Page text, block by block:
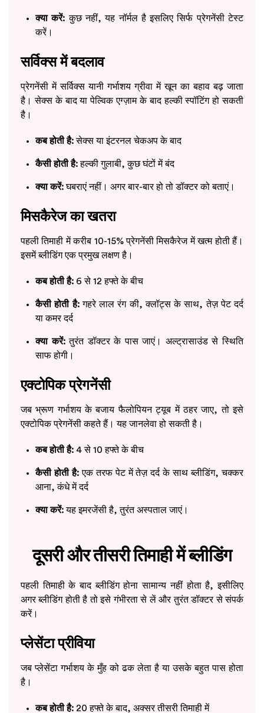
क्या करें: कुछ नहीं, यह नॉर्मल है इसलिए सिर्फ प्रेगनेंसी टेस्ट
करें।
सर्विक्स में बदलाव
प्रेगनेंसी में सर्विक्स यानी गर्भाशय ग्रीवा में खून का बहाव बढ़ जाता
है। सेक्स के बाद या पेल्विक एग्ज़ाम के बाद हल्की स्पॉटिंग हो सकती
है।
कब होती है:सेक्स या इंटरनल चेकअप के बाद
कैसी होती है:हल्की गुलाबी, कुछ घंटों में बंद
क्या करें:घबराएं नहीं। अगर बार-बार हो तो डॉक्टर को बताएं।
मिसकैरेज का खतरा
पहली तिमाही में करीब 10-15% प्रेगनेंसी मिसकैरेज में खत्म होती हैं।
इसमें ब्लीडिंग एक प्रमुख लक्षण है।
कब होती है: 6 से 12 हफ्ते के बीच
कैसी होती है:गहरे लाल रंग की, क्लॉट्स के साथ, तेज़ पेट दर्द
या कमर दर्द
क्या करें:तुरंत डॉक्टर के पास जाएं। अल्ट्रासाउंड से स्थिति
साफ होगी।
एक्टोपिक प्रेगनेंसी
जब भ्रूण गर्भाशय के बजाय फैलोपियन ट्यूब में ठहर जाए, तो इसे
एक्टोपिक प्रेगनेंसी कहते हैं। यह जानलेवा हो सकती है।
कब होती है: 4 से 10 हफ्ते के बीच
कैसी होती है:एक तरफ पेट में तेज़ दर्द के साथ ब्लीडिंग, चक्कर
आना, कंधे में दर्द
क्या करें:यह इमरजेंसी है, तुरंत अस्पताल जाएं।
दूसरी और तीसरी तिमाही में ब्लीडिंग
पहली तिमाही के बाद ब्लीडिंग होना सामान्य नहीं होता है, इसीलिए
अगर ब्लीडिंग होती है तो इसे गंभीरता से लें और तुरंत डॉक्टर से संपर्क
करें।
प्लेसेंटा प्रीविया
जब प्लेसेंटा गर्भाशय के मुँह को ढक लेता है या उसके बहुत पास होता
है।
कब होती है: 20 हफ्ते के बाद, अक्सर तीसरी तिमाही में